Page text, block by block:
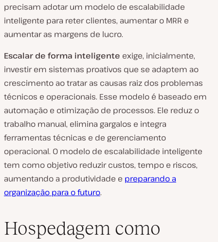
precisam adotar um modelo de escalabilidade
inteligente para reter clientes, aumentar o MRR e
aumentar as margens de lucro.
Escalar de forma inteligente exige, inicialmente,
investir em sistemas proativos que se adaptem ao
crescimento ao tratar as causas raiz dos problemas
técnicos e operacionais. Esse modelo é baseado em
automação e otimização de processos. Ele reduz o
trabalho manual, elimina gargalos e integra
ferramentas técnicas e de gerenciamento
operacional. O modelo de escalabilidade inteligente
tem como objetivo reduzir custos, tempo e riscos,
aumentando a produtividade e preparando a
organização para o futuro.
Hospedagem como